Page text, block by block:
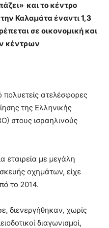
και το κέντρο
Καλαμάτα έναντι 1,3
σε οικονομική και
κέντρων
ατελέσφορες
της Ελληνικής
στους ισραηλινούς
εταιρεία με μεγάλη
οχημάτων, είχε
το 2014.
διενεργήθηκαν, χωρίς
διαγωνισμοί,